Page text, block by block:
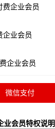
企业会员
企业会员
企业会员
业会员特权说明